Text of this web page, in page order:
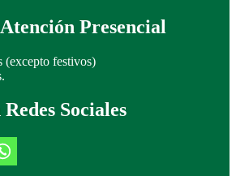
Presencial
(excepto festivos)
Sociales